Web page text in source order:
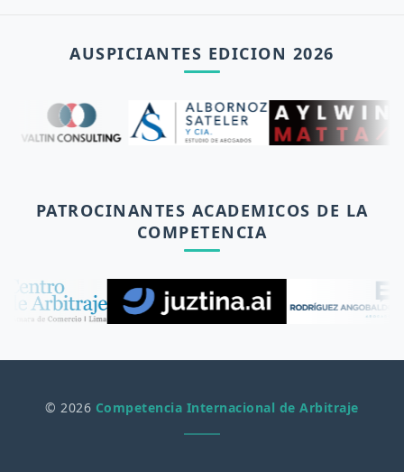
AUSPICIANTES EDICION 2026
PATROCINANTES ACADEMICOS DE LA
COMPETENCIA
© 2026 Competencia Internacional de Arbitraje